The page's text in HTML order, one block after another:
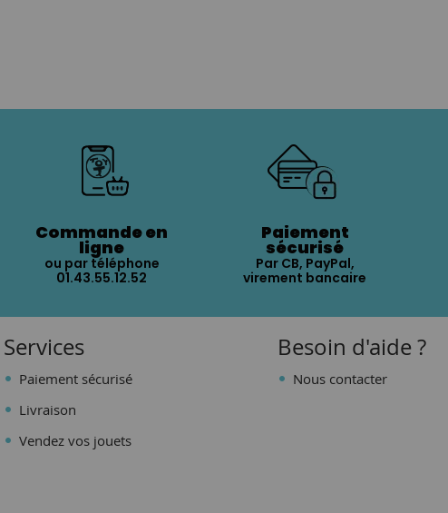
Commande en
ligne
ou par téléphone
01.43.55.12.52
Paiement
sécurisé
Par CB, PayPal,
virement bancaire
Services
Paiement sécurisé
Livraison
Vendez vos jouets
Besoin d'aide ?
Nous contacter